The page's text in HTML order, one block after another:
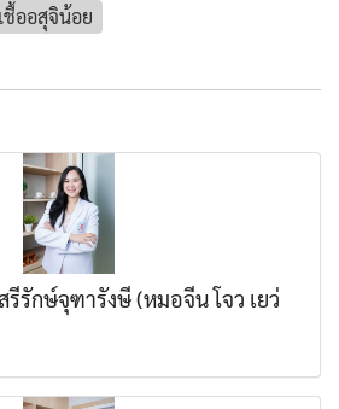
ชื้ออสุจิน้อย
รักษ์จุฑารังษี (หมอจีน โจว เยว่